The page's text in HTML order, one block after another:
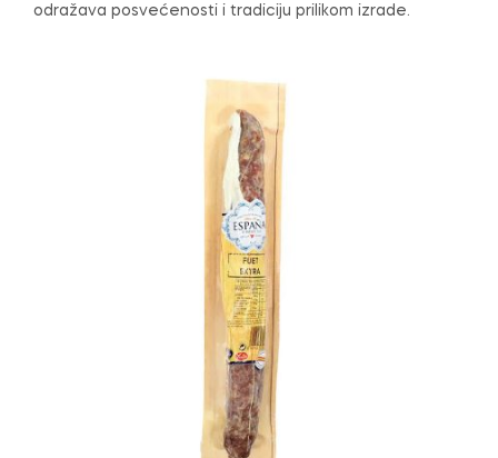
odražava posvećenosti i tradiciju prilikom izrade.